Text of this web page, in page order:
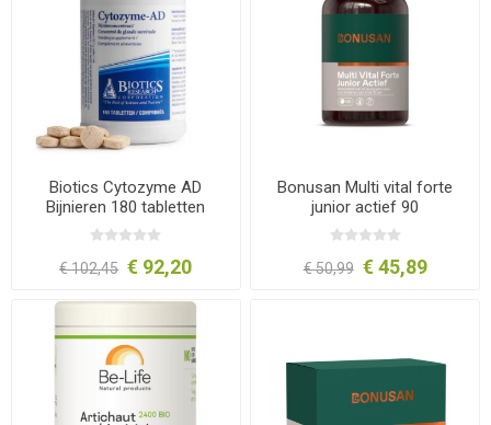
Biotics Cytozyme AD
Bijnieren 180 tabletten
€ 102,45 € 92,20
Bonusan Multi vital forte
junior actief 90
kauwtabletten
€ 50,99 € 45,89